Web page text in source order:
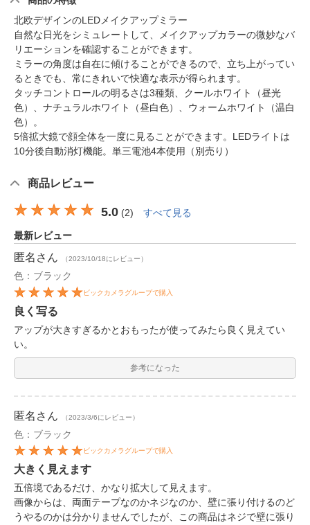
北欧デザインのLEDメイクアップミラー
自然な日光をシミュレートして、メイクアップカラーの微妙なバ
リエーションを確認することができます。
ミラーの角度は自在に傾けることができるので、立ち上がってい
るときでも、常にきれいで快適な表示が得られます。
タッチコントロールの明るさは3種類、クールホワイト（昼光
色）、ナチュラルホワイト（昼白色）、ウォームホワイト（温白
色）。
5倍拡大鏡で顔全体を一度に見ることができます。LEDライトは
10分後自動消灯機能。単三電池4本使用（別売り）
商品レビュー
5.0 (2) すべて見る
最新レビュー
匿名 さん （2023/10/18にレビュー）
色：ブラック
ビックカメラグループで購入
良く写る
アップが大きすぎるかとおもったが使ってみたら良く見えてい
い。
参考になった
匿名 さん （2023/3/6にレビュー）
色：ブラック
ビックカメラグループで購入
大きく見えます
五倍境であるだけ、かなり拡大して見えます。
画像からは、両面テープなのかネジなのか、壁に張り付けるのど
うやるのかは分かりませんでしたが、この商品はネジで壁に張り